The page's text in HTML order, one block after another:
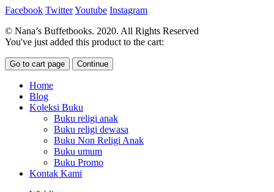
Facebook TwitterYoutube Instagram
© Nana’s Buffetbooks. 2020. All Rights Reserved
You've just added this product to the cart:
Go to cart page Continue
Home
Blog
Koleksi Buku
Buku religi anak
Buku religi dewasa
Buku Non Religi Anak
Buku umum
Buku Promo
Kontak Kami